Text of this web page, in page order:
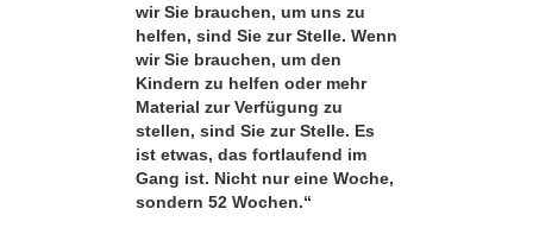
wir Sie brauchen, um uns zu
helfen, sind Sie zur Stelle. Wenn
wir Sie brauchen, um den
Kindern zu helfen oder mehr
Material zur Verfügung zu
stellen, sind Sie zur Stelle. Es
ist etwas, das fortlaufend im
Gang ist. Nicht nur eine Woche,
sondern 52 Wochen.“